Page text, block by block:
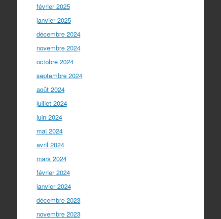
février 2025
janvier 2025
décembre 2024
novembre 2024
octobre 2024
septembre 2024
août 2024
juillet 2024
juin 2024
mai 2024
avril 2024
mars 2024
février 2024
janvier 2024
décembre 2023
novembre 2023